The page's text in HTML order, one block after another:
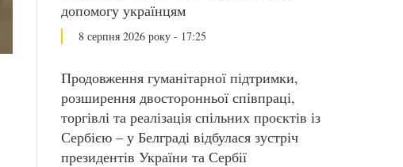
допомогу українцям
8 серпня 2026 року - 17:25
Продовження гуманітарної підтримки,
розширення двосторонньої співпраці,
торгівлі та реалізація спільних проєктів із
Сербією – у Белграді відбулася зустріч
президентів України та Сербії